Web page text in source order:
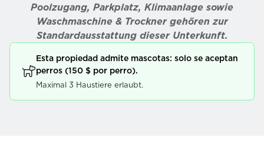
Poolzugang, Parkplatz, Klimaanlage sowie
Waschmaschine & Trockner gehören zur
Standardausstattung dieser Unterkunft.
Esta propiedad admite mascotas: solo se aceptan
perros (150 $ por perro).
Maximal 3 Haustiere erlaubt.